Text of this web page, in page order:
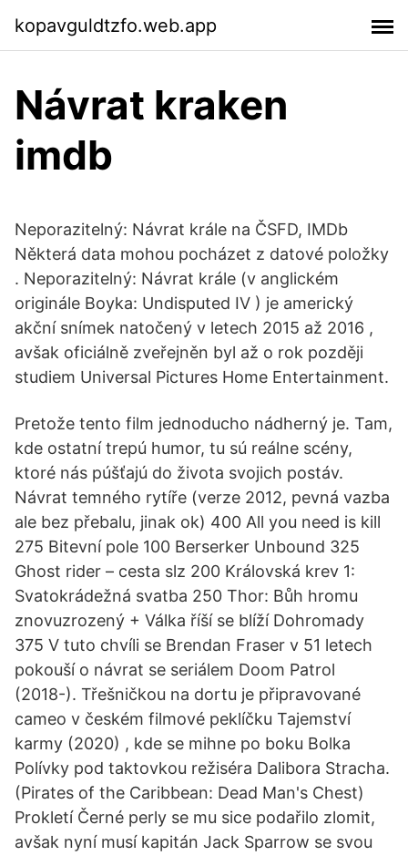
kopavguldtzfo.web.app
Návrat kraken
imdb
Neporazitelný: Návrat krále na ČSFD, IMDb
Některá data mohou pocházet z datové položky
. Neporazitelný: Návrat krále (v anglickém
originále Boyka: Undisputed IV ) je americký
akční snímek natočený v letech 2015 až 2016 ,
avšak oficiálně zveřejněn byl až o rok později
studiem Universal Pictures Home Entertainment.
Pretože tento film jednoducho nádherný je. Tam,
kde ostatní trepú humor, tu sú reálne scény,
ktoré nás púšťajú do života svojich postáv.
Návrat temného rytíře (verze 2012, pevná vazba
ale bez přebalu, jinak ok) 400 All you need is kill
275 Bitevní pole 100 Berserker Unbound 325
Ghost rider – cesta slz 200 Královská krev 1:
Svatokrádežná svatba 250 Thor: Bůh hromu
znovuzrozený + Válka říší se blíží Dohromady
375 V tuto chvíli se Brendan Fraser v 51 letech
pokouší o návrat se seriálem Doom Patrol
(2018-). Třešničkou na dortu je připravované
cameo v českém filmové peklíčku Tajemství
karmy (2020) , kde se mihne po boku Bolka
Polívky pod taktovkou režiséra Dalibora Stracha.
(Pirates of the Caribbean: Dead Man's Chest)
Prokletí Černé perly se mu sice podařilo zlomit,
avšak nyní musí kapitán Jack Sparrow se svou